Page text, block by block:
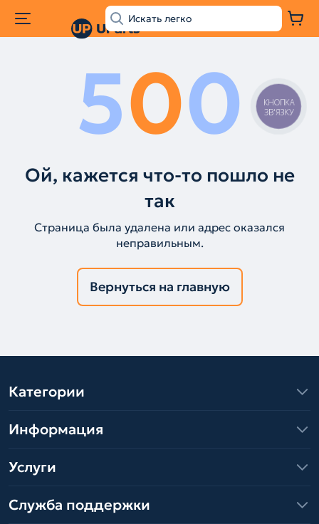
500
Ой, кажется что-то пошло не
так
Страница была удалена или адрес оказался
неправильным.
Вернуться на главную
Категории
Информация
Услуги
Служба поддержки
КНОПКА
ЗВ'ЯЗКУ